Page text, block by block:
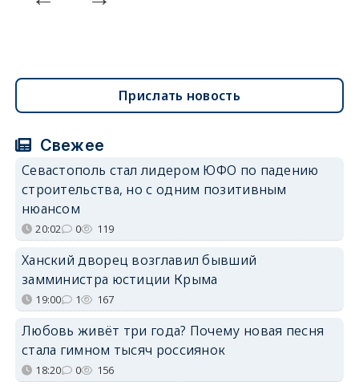
Прислать новость
Свежее
Севастополь стал лидером ЮФО по падению
строительства, но с одним позитивным
нюансом
20:02 0 119
Ханский дворец возглавил бывший
замминистра юстиции Крыма
19:00 1 167
Любовь живёт три года? Почему новая песня
стала гимном тысяч россиянок
18:20 0 156